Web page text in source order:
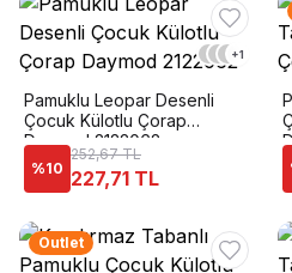
+1
Pamuklu Leopar Desenli
Çocuk Külotlu Çorap
Daymod 2122062
%10
252,67 TL
227,71 TL
Outlet